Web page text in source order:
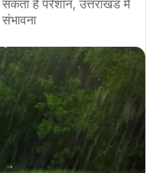
है परेशान, उत्तराखंड में